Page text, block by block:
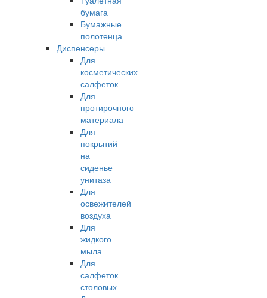
бумага
Бумажные
полотенца
Диспенсеры
Для
косметических
салфеток
Для
протирочного
материала
Для
покрытий
на
сиденье
унитаза
Для
освежителей
воздуха
Для
жидкого
мыла
Для
салфеток
столовых